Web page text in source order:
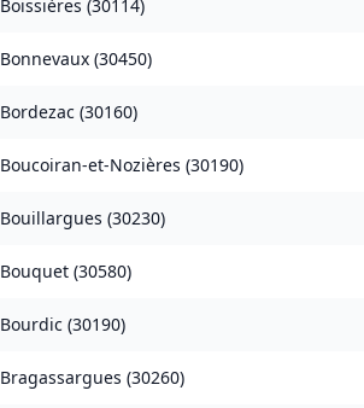
Boissières (30114)
Bonnevaux (30450)
Bordezac (30160)
Boucoiran-et-Nozières (30190)
Bouillargues (30230)
Bouquet (30580)
Bourdic (30190)
Bragassargues (30260)